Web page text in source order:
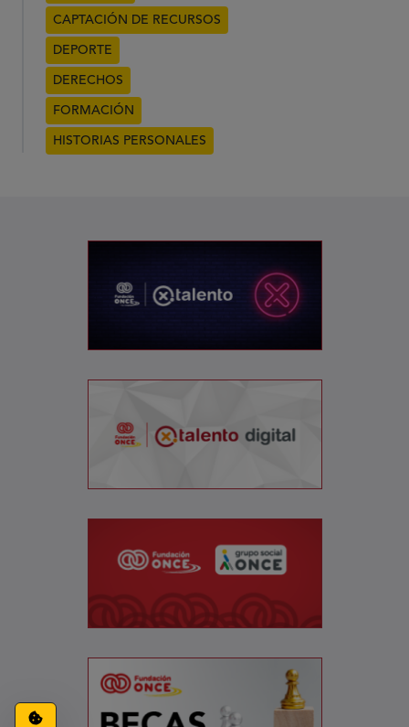
Configuración de cookies
CAPTACIÓN DE RECURSOS
DEPORTE
DERECHOS
FORMACIÓN
HISTORIAS PERSONALES